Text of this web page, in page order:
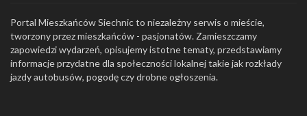
Portal Mieszkańców Siechnic to niezależny serwis o mieście,
tworzony przez mieszkańców - pasjonatów. Zamieszczamy
zapowiedzi wydarzeń, opisujemy istotne tematy, przedstawiamy
informacje przydatne dla społeczności lokalnej takie jak rozkłady
jazdy autobusów, pogodę czy drobne ogłoszenia.